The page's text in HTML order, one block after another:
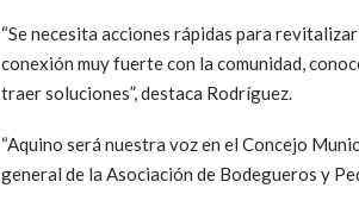
“Se necesita acciones rápidas para
conexión muy fuerte con la comunidad,
traer soluciones”, destaca Rodríguez.
“Aquino será nuestra voz en el Concejo
general de la Asociación de Bodegueros y